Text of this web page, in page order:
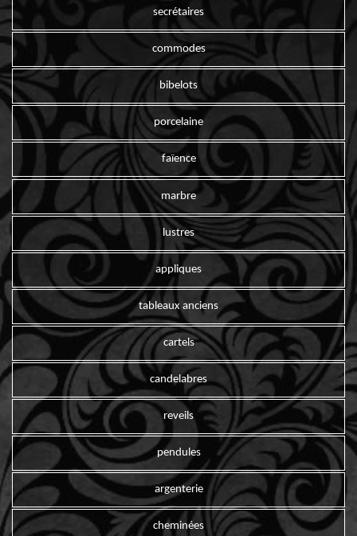
secrétaires
commodes
bibelots
porcelaine
faïence
marbre
lustres
appliques
tableaux anciens
cartels
candelabres
reveils
pendules
argenterie
cheminées